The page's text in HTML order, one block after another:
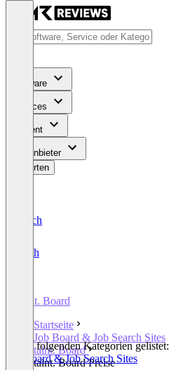
Software
Services
Content
Für Anbieter
Bewerten
Deutsch
English
talnt. Board
Startseite
Job Board & Job Search Sites
talnt. Board
talnt. Board Preise
In den folgenden Kategorien gelistet:
Job Board & Job Search Sites